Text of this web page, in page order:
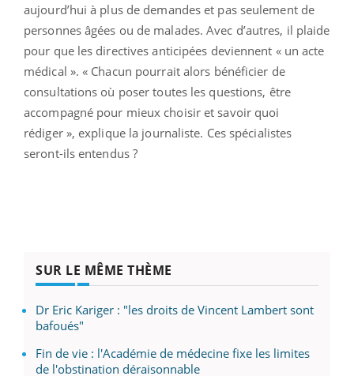
aujourd’hui à plus de demandes et pas seulement de
personnes âgées ou de malades. Avec d’autres, il plaide
pour que les directives anticipées deviennent « un acte
médical ». « Chacun pourrait alors bénéficier de
consultations où poser toutes les questions, être
accompagné pour mieux choisir et savoir quoi
rédiger », explique la journaliste. Ces spécialistes
seront-ils entendus ?
SUR LE MÊME THÈME
Dr Eric Kariger : "les droits de Vincent Lambert sont
bafoués"
Fin de vie : l'Académie de médecine fixe les limites
de l'obstination déraisonnable